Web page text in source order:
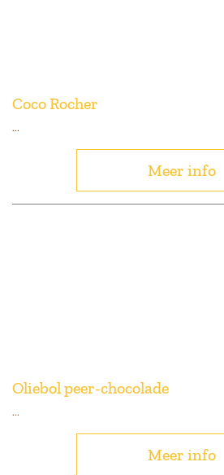
Coco Rocher
...
Meer info
Oliebol peer-chocolade
...
Meer info